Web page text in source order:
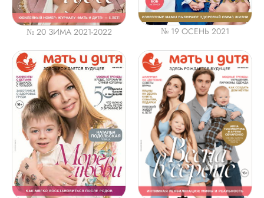
№ 20 ЗИМА 2021-2022 № 19 ОСЕНЬ 2021